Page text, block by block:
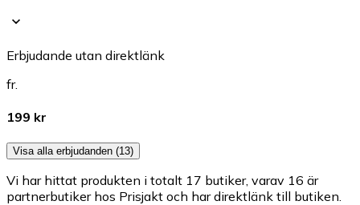
Erbjudande utan direktlänk
fr.
199 kr
Visa alla erbjudanden (13)
Vi har hittat produkten i totalt 17 butiker, varav 16 är
partnerbutiker hos Prisjakt och har direktlänk till butiken.